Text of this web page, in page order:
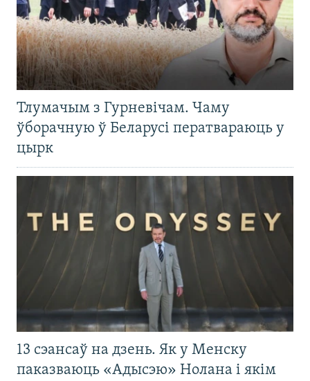
Тлумачым з Гурневічам. Чаму
ўборачную ў Беларусі ператвараюць у
цырк
13 сэансаў на дзень. Як у Менску
паказваюць «Адысэю» Нолана і якім